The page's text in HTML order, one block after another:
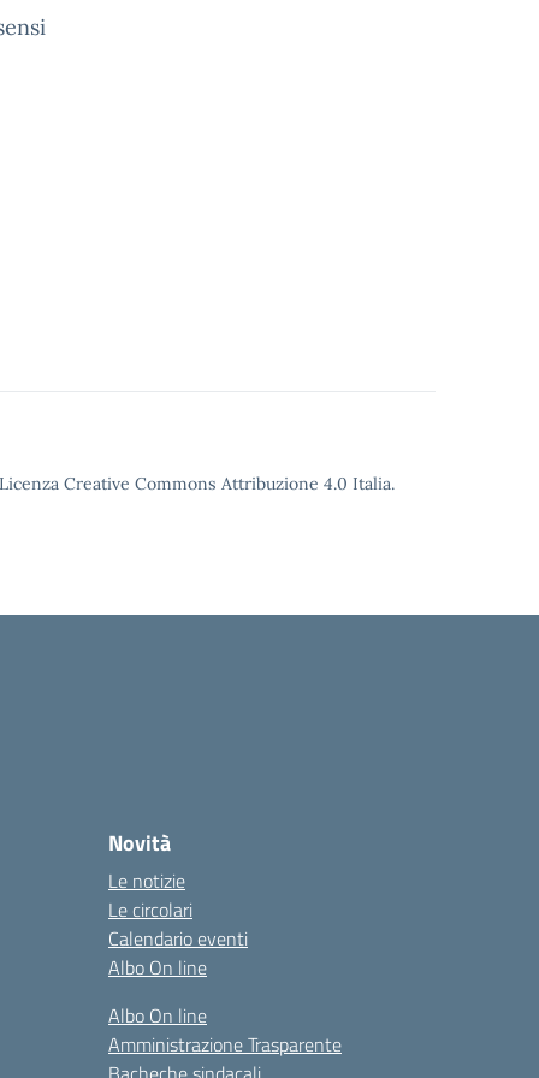
Creative Commons Attribuzione 4.0 Italia.
Novità
Le notizie
Le circolari
Calendario eventi
Albo On line
Albo On line
Amministrazione Trasparente